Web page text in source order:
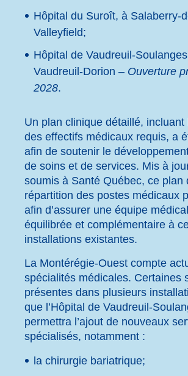
Hôpital du Suroît, à Salaberry-
Valleyfield;
Hôpital de Vaudreuil-
Vaudreuil-Dorion – Ouverture
2028.
Un plan clinique détaillé, incluant
des effectifs médicaux requis, a
afin de soutenir le
de soins et de services. Mis à
soumis à Santé Québec, ce plan
répartition des postes médicaux
afin d’assurer une équipe
équilibrée et complémentaire à
installations existantes.
La Montérégie-Ouest compte
spécialités médicales. Certaines
présentes dans plusieurs
que l’Hôpital de Vaudreuil-
permettra l’ajout de nouveaux
spécialisés, notamment :
la chirurgie bariatrique;